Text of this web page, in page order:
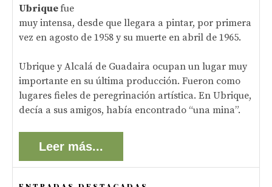
Ubriquefue
muy intensa, desde que llegara a pintar, por primera
vez en agosto de 1958 y su muerte en abril de 1965.
Ubrique y Alcalá de Guadaira ocupan un lugar muy
importante en su última producción. Fueron como
lugares fieles de peregrinación artística. En Ubrique,
decía a sus amigos, había encontrado “una mina”.
Leer más...